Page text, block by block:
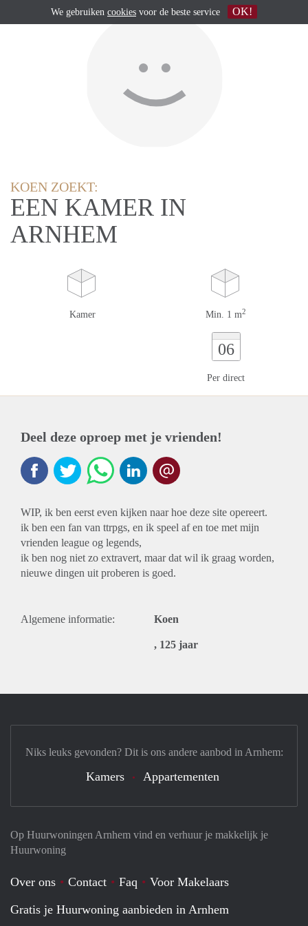
KOEN ZOEKT:
EEN KAMER IN
ARNHEM
Kamer Min. 1 m2
06
Per direct
Deel deze oproep met je vrienden!
WIP, ik ben eerst even kijken naar hoe deze site opereert.
ik ben een fan van ttrpgs, en ik speel af en toe met mijn
vrienden league og legends,
ik ben nog niet zo extravert, maar dat wil ik graag worden,
nieuwe dingen uit proberen is goed.
Algemene informatie: Koen
, 125 jaar
Op Huurwoningen Arnhem vind en verhuur je makkelijk je
Huurwoning
Over ons Contact Faq
Voor Makelaars
Gratis je Huurwoning aanbieden in Arnhem
Niks leuks gevonden? Dit is ons andere aanbod in Arnhem:
Kamers Appartementen
We gebruiken cookies voor de beste service OK!